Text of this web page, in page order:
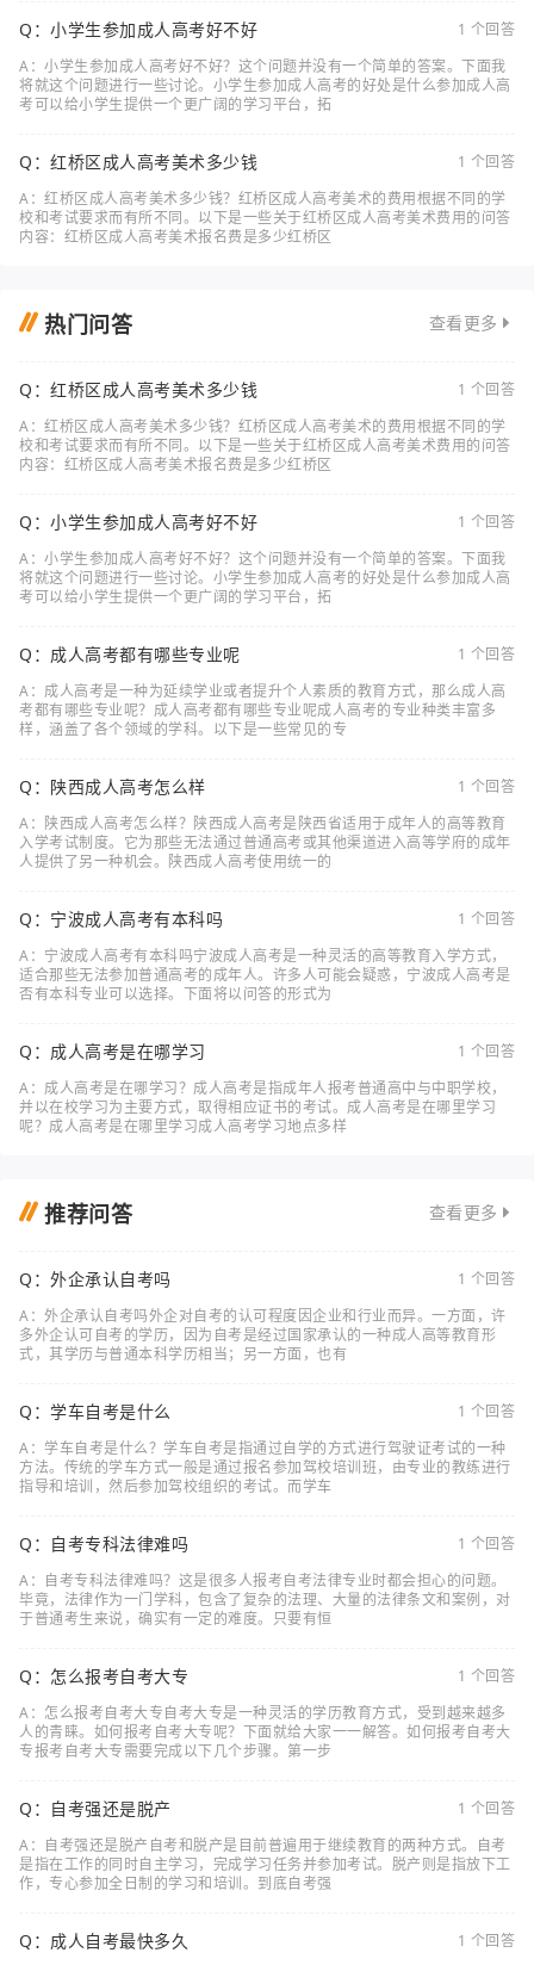
Q：小学生参加成人高考好不好
1 个回答
A：小学生参加成人高考好不好？这个问题并没有一个简单的答案。下面我
将就这个问题进行一些讨论。小学生参加成人高考的好处是什么参加成人高
考可以给小学生提供一个更广阔的学习平台，拓
Q：红桥区成人高考美术多少钱
1 个回答
A：红桥区成人高考美术多少钱？红桥区成人高考美术的费用根据不同的学
校和考试要求而有所不同。以下是一些关于红桥区成人高考美术费用的问答
内容：红桥区成人高考美术报名费是多少红桥区
热门问答 查看更多
Q：红桥区成人高考美术多少钱
1 个回答
A：红桥区成人高考美术多少钱？红桥区成人高考美术的费用根据不同的学
校和考试要求而有所不同。以下是一些关于红桥区成人高考美术费用的问答
内容：红桥区成人高考美术报名费是多少红桥区
Q：小学生参加成人高考好不好
1 个回答
A：小学生参加成人高考好不好？这个问题并没有一个简单的答案。下面我
将就这个问题进行一些讨论。小学生参加成人高考的好处是什么参加成人高
考可以给小学生提供一个更广阔的学习平台，拓
Q：成人高考都有哪些专业呢
1 个回答
A：成人高考是一种为延续学业或者提升个人素质的教育方式，那么成人高
考都有哪些专业呢？成人高考都有哪些专业呢成人高考的专业种类丰富多
样，涵盖了各个领域的学科。以下是一些常见的专
Q：陕西成人高考怎么样
1 个回答
A：陕西成人高考怎么样？陕西成人高考是陕西省适用于成年人的高等教育
入学考试制度。它为那些无法通过普通高考或其他渠道进入高等学府的成年
人提供了另一种机会。陕西成人高考使用统一的
Q：宁波成人高考有本科吗
1 个回答
A：宁波成人高考有本科吗宁波成人高考是一种灵活的高等教育入学方式，
适合那些无法参加普通高考的成年人。许多人可能会疑惑，宁波成人高考是
否有本科专业可以选择。下面将以问答的形式为
Q：成人高考是在哪学习
1 个回答
A：成人高考是在哪学习？成人高考是指成年人报考普通高中与中职学校，
并以在校学习为主要方式，取得相应证书的考试。成人高考是在哪里学习
呢？成人高考是在哪里学习成人高考学习地点多样
推荐问答 查看更多
Q：外企承认自考吗
1 个回答
A：外企承认自考吗外企对自考的认可程度因企业和行业而异。一方面，许
多外企认可自考的学历，因为自考是经过国家承认的一种成人高等教育形
式，其学历与普通本科学历相当；另一方面，也有
Q：学车自考是什么
1 个回答
A：学车自考是什么？学车自考是指通过自学的方式进行驾驶证考试的一种
方法。传统的学车方式一般是通过报名参加驾校培训班，由专业的教练进行
指导和培训，然后参加驾校组织的考试。而学车
Q：自考专科法律难吗
1 个回答
A：自考专科法律难吗？这是很多人报考自考法律专业时都会担心的问题。
毕竟，法律作为一门学科，包含了复杂的法理、大量的法律条文和案例，对
于普通考生来说，确实有一定的难度。只要有恒
Q：怎么报考自考大专
1 个回答
A：怎么报考自考大专自考大专是一种灵活的学历教育方式，受到越来越多
人的青睐。如何报考自考大专呢？下面就给大家一一解答。如何报考自考大
专报考自考大专需要完成以下几个步骤。第一步
Q：自考强还是脱产
1 个回答
A：自考强还是脱产自考和脱产是目前普遍用于继续教育的两种方式。自考
是指在工作的同时自主学习，完成学习任务并参加考试。脱产则是指放下工
作，专心参加全日制的学习和培训。到底自考强
Q：成人自考最快多久 1 个回答